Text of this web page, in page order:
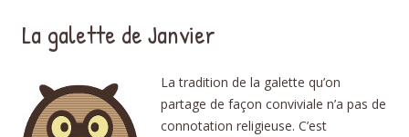
La galette de Janvier
La tradition de la galette qu’on
partage de façon conviviale n’a pas de
connotation religieuse. C’est